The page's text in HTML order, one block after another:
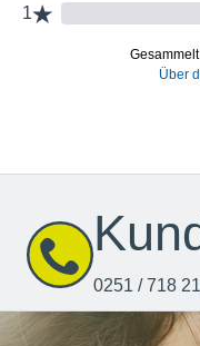
0251 / 718